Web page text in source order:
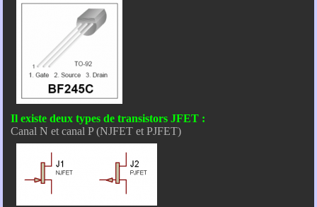
Il existe deux types de transistors JFET :
Canal N et canal P (NJFET et PJFET)